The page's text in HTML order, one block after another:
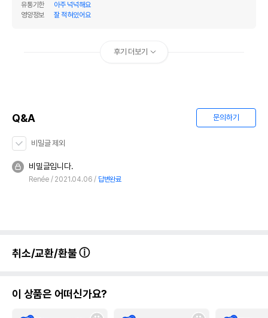
유통기한
아주 넉넉해요
영양정보
잘 적혀있어요
후기 더보기
Q&A 문의하기
비밀글 제외
비밀글입니다.
Renée 2021.04.06 답변완료
취소/교환/환불
이 상품은 어떠신가요?